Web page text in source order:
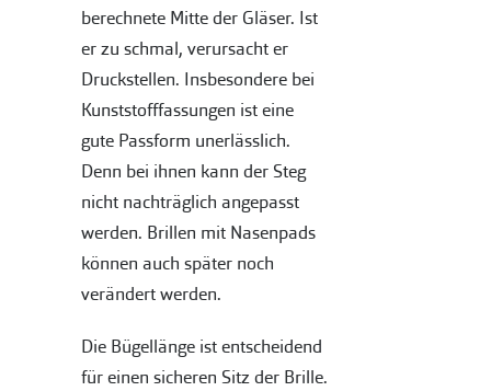
berechnete Mitte der Gläser. Ist
er zu schmal, verursacht er
Druckstellen. Insbesondere bei
Kunststofffassungen ist eine
gute Passform unerlässlich.
Denn bei ihnen kann der Steg
nicht nachträglich angepasst
werden. Brillen mit Nasenpads
können auch später noch
verändert werden.
Die Bügellänge ist entscheidend
für einen sicheren Sitz der Brille.